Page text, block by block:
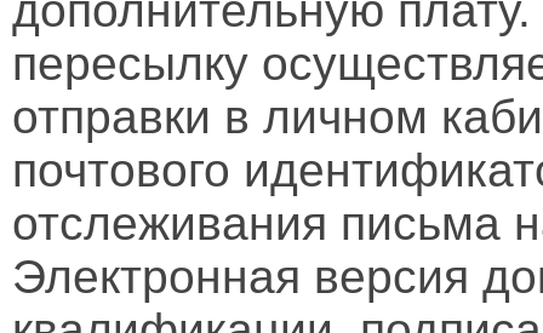
пересылку
отправки в личном
почтового
отслеживания письма
Электронная версия